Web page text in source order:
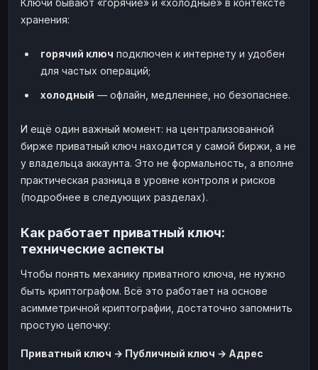
Ключи бывают «горячие» и «холодные» в контексте
хранения:
горячий ключ подключен к интернету и удобен
для частых операций;
холодный — офлайн, медленнее, но безопаснее.
И ещё один важный момент: на централизованной
бирже приватный ключ находится у самой биржи, а не
у владельца аккаунта. Это не формальность, а вполне
практическая разница в уровне контроля и рисков
(подробнее в следующих разделах).
Как работает приватный ключ:
технические аспекты
Чтобы понять механику приватного ключа, не нужно
быть криптографом. Всё это работает на основе
асимметричной криптографии, достаточно запомнить
простую цепочку:
Приватный ключ → Публичный ключ → Адрес